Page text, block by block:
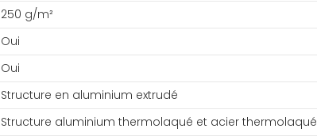
250 g/m²
Oui
Oui
Structure en aluminium extrudé
Structure aluminium thermolaqué et acier thermolaqué